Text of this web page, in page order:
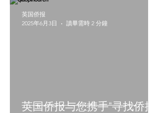
英国侨报与您携手“寻找侨批
英国侨报
2025年6月3日
讀畢需時 2 分鐘